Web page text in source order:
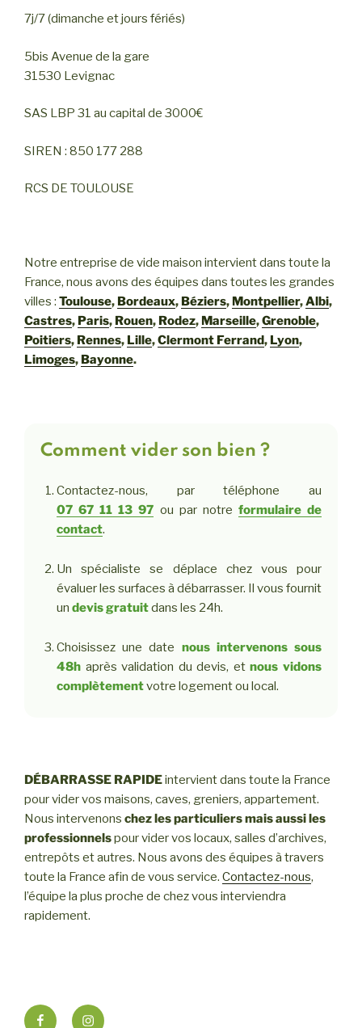
7j/7 (dimanche et jours fériés)
5bis Avenue de la gare
31530 Levignac
SAS LBP 31 au capital de 3000€
SIREN : 850 177 288
RCS DE TOULOUSE
Notre entreprise de vide maison intervient dans toute la
France, nous avons des équipes dans toutes les grandes
villes : Toulouse, Bordeaux, Béziers, Montpellier,Albi,
Castres, Paris, Rouen, Rodez, Marseille,Grenoble,
Poitiers, Rennes, Lille,Clermont Ferrand, Lyon,
Limoges, Bayonne.
Comment vider son bien ?
Contactez-nous, par téléphone au
07 67 11 13 97 ou par notre formulaire de
contact.
Un spécialiste se déplace chez vous pour
évaluer les surfaces à débarrasser. Il vous fournit
un devis gratuitdans les 24h.
Choisissez une date nous intervenons sous
48h après validation du devis, etnous vidons
complètementvotre logement ou local.
DÉBARRASSE RAPIDEintervient dans toute la France
pour vider vos maisons, caves, greniers, appartement.
Nous intervenons chez les particuliers mais aussi les
professionnelspour vider vos locaux, salles d’archives,
entrepôts et autres. Nous avons des équipes à travers
toute la France afin de vous service. Contactez-nous,
l’équipe la plus proche de chez vous interviendra
rapidement.
FacebookInstagram